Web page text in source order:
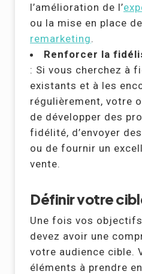
l’amélioration de l’
ou la mise en place
remarketing.
Renforcer la
: Si vous cherchez à
existants et à les
régulièrement, votre
de développer des
fidélité, d’envoyer
ou de fournir un
vente.
Définir votre
Une fois vos
devez avoir une
votre audience cible.
éléments à prendre